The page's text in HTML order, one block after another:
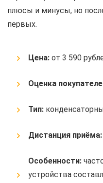
плюсы и минусы, но
первых.
Цена: от 3 590
Оценка
Тип:
Дистанция приёма:
Особенности:
устройства